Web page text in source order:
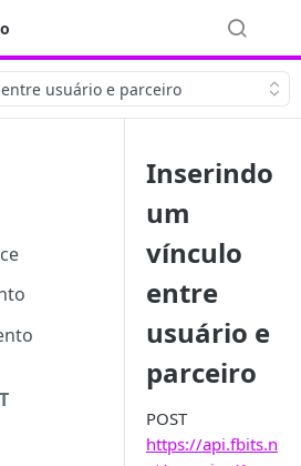
usuário e parceiro
Inserindo
um
vínculo
entre
usuário e
parceiro
POST
https://api.fbits.n